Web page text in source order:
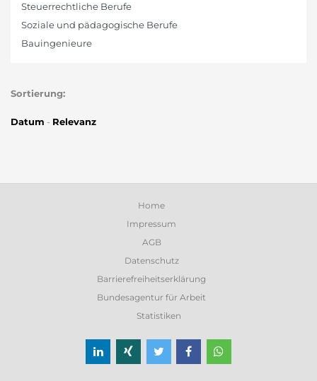
Steuerrechtliche Berufe
Soziale und pädagogische Berufe
Bauingenieure
Sortierung:
Datum - Relevanz
Home
Impressum
AGB
Datenschutz
Barrierefreiheitserklärung
Bundesagentur für Arbeit
Statistiken